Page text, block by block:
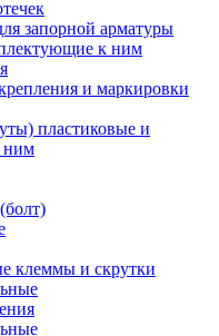
запорной арматуры
к ним
и маркировки
пластиковые и
ним
клеммы и скрутки